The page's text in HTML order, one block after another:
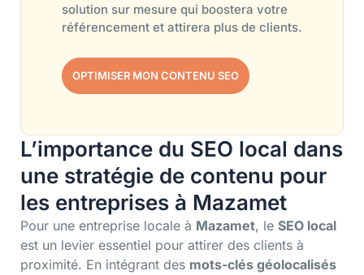
solution sur mesure qui boostera votre
référencement et attirera plus de clients.
OPTIMISER MON CONTENU SEO
L’importance du SEO local dans
une stratégie de contenu pour
les entreprises à Mazamet
Pour une entreprise locale à Mazamet, le SEO local
est un levier essentiel pour attirer des clients à
proximité. En intégrant des mots-clés géolocalisés